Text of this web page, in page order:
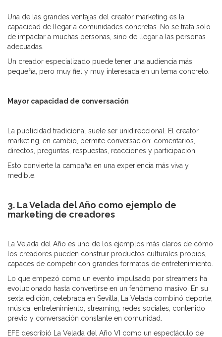
Una de las grandes ventajas del creator marketing es la
capacidad de llegar a comunidades concretas. No se trata solo
de impactar a muchas personas, sino de llegar a las personas
adecuadas.
Un creador especializado puede tener una audiencia más
pequeña, pero muy fiel y muy interesada en un tema concreto.
Mayor capacidad de conversación
La publicidad tradicional suele ser unidireccional. El creator
marketing, en cambio, permite conversación: comentarios,
directos, preguntas, respuestas, reacciones y participación.
Esto convierte la campaña en una experiencia más viva y
medible.
3. La Velada del Año como ejemplo de
marketing de creadores
La Velada del Año es uno de los ejemplos más claros de cómo
los creadores pueden construir productos culturales propios,
capaces de competir con grandes formatos de entretenimiento.
Lo que empezó como un evento impulsado por streamers ha
evolucionado hasta convertirse en un fenómeno masivo. En su
sexta edición, celebrada en Sevilla, La Velada combinó deporte,
música, entretenimiento, streaming, redes sociales, contenido
previo y conversación constante en comunidad.
EFE describió La Velada del Año VI como un espectáculo de